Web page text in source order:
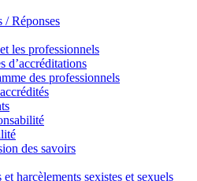
/ Réponses
les professionnels
d’accréditations
des professionnels
des savoirs
harcèlements sexistes et sexuels